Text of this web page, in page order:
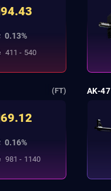
94.43
0.13%
411 - 540
(FT)
69.12
0.16%
981 - 1140
AK-47